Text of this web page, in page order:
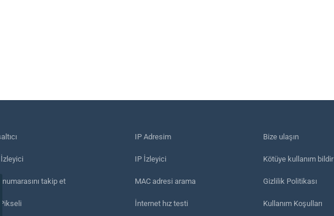
numarasını takip et
IP Adresim
IP İzleyici
MAC adresi arama
İnternet hız testi
Bize ulaşın
Kötüye kullanım bildir
Gizlilik Politikası
Kullanım Koşulları